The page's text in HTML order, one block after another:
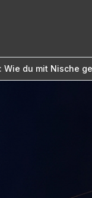
Wie du mit Nische